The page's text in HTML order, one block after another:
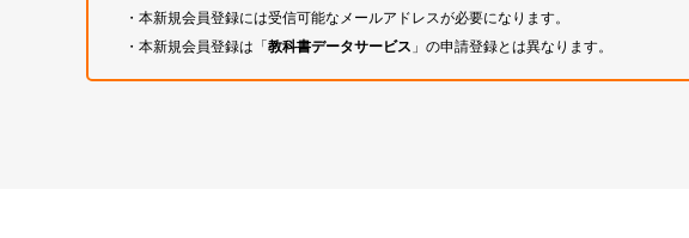
・本新規会員登録には受信可能なメールアドレスが必要になります。
・本新規会員登録は「教科書データサービス 」の申請登録とは異なります。